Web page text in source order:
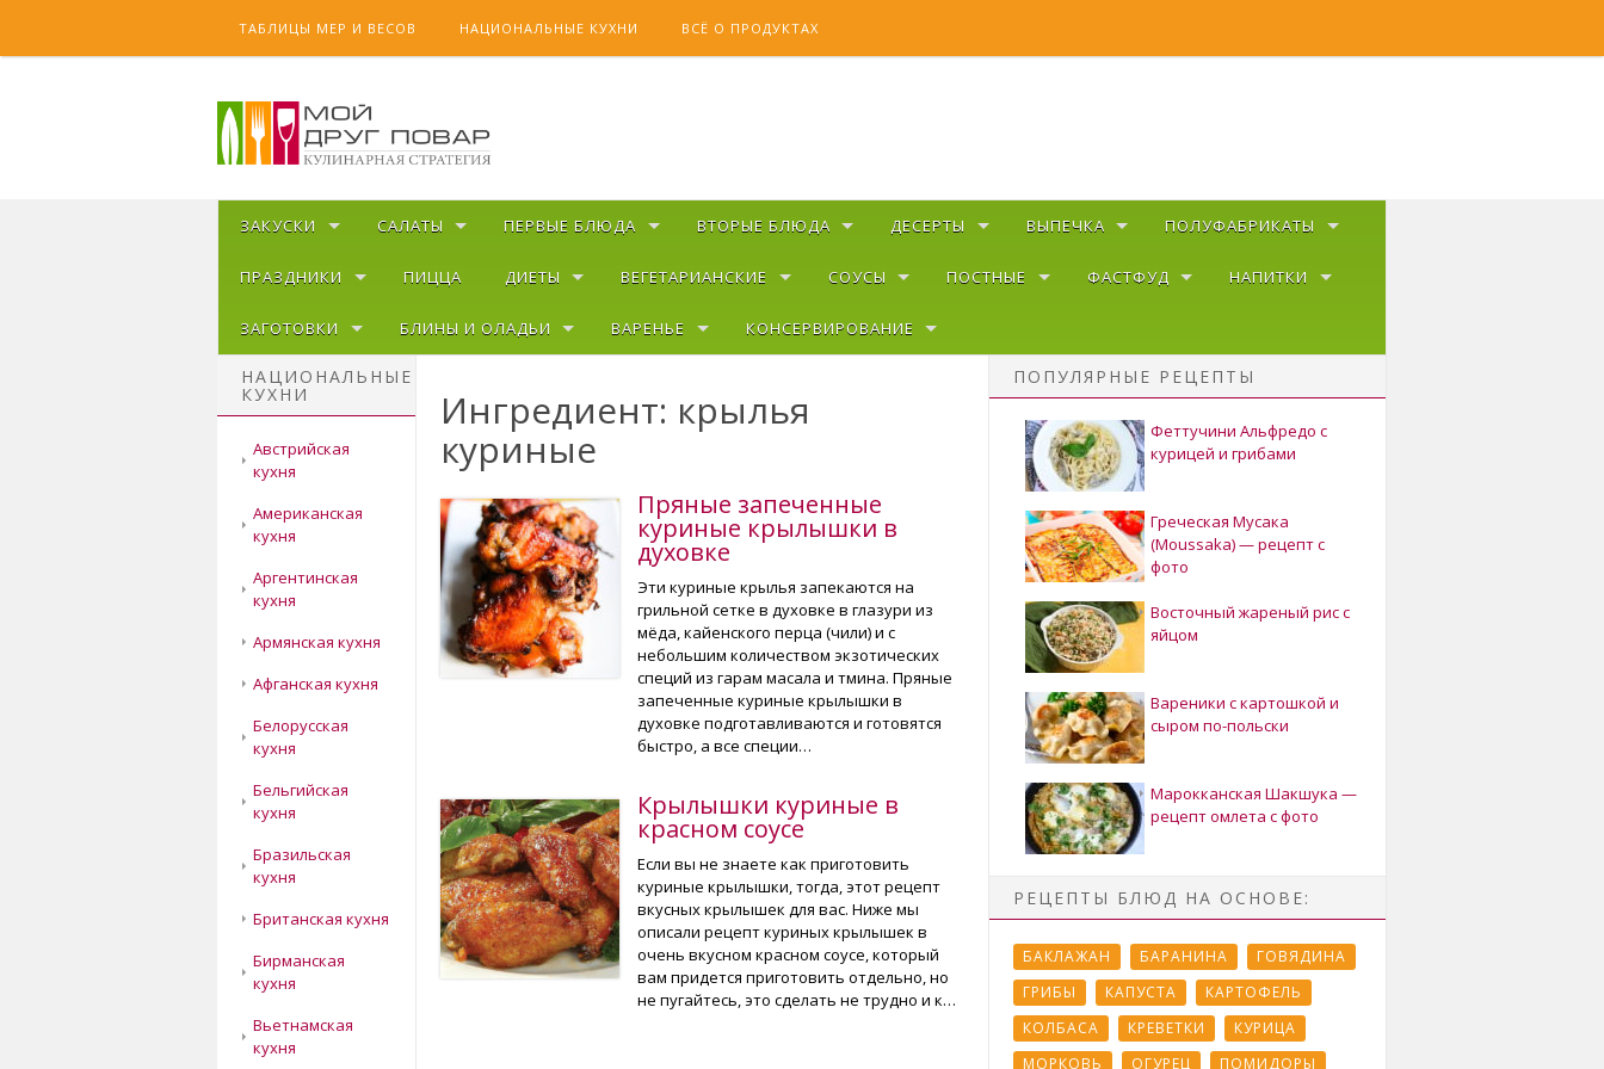
ТАБЛИЦЫ МЕР И ВЕСОВ НАЦИОНАЛЬНЫЕ КУХНИ ВСЁ О ПРОДУКТАХ
ЗАКУСКИ САЛАТЫ ПЕРВЫЕ БЛЮДА ВТОРЫЕ БЛЮДА ДЕСЕРТЫ ВЫПЕЧКА ПОЛУФАБРИКАТЫ
ПРАЗДНИКИ ПИЦЦА ДИЕТЫ ВЕГЕТАРИАНСКИЕ СОУСЫ ПОСТНЫЕ ФАСТФУД НАПИТКИ
ЗАГОТОВКИ БЛИНЫ И ОЛАДЬИ ВАРЕНЬЕ КОНСЕРВИРОВАНИЕ
НАЦИОНАЛЬНЫЕ
КУХНИ
Австрийская
кухня
Американская
кухня
Аргентинская
кухня
Армянская кухня
Афганская кухня
Белорусская
кухня
Бельгийская
кухня
Бразильская
кухня
Британская кухня
Бирманская
кухня
Вьетнамская
кухня
Ингредиент: крылья
куриные
Пряные запеченные
куриные крылышки в
духовке
Эти куриные крылья запекаются на
грильной сетке в духовке в глазури из
мёда, кайенского перца (чили) и с
небольшим количеством экзотических
специй из гарам масала и тмина. Пряные
запеченные куриные крылышки в
духовке подготавливаются и готовятся
быстро, а все специи…
Крылышки куриные в
красном соусе
Если вы не знаете как приготовить
куриные крылышки, тогда, этот рецепт
вкусных крылышек для вас. Ниже мы
описали рецепт куриных крылышек в
очень вкусном красном соусе, который
вам придется приготовить отдельно, но
не пугайтесь, это сделать не трудно и к…
ПОПУЛЯРНЫЕ РЕЦЕПТЫ
Феттучини Альфредо с
курицей и грибами
Греческая Мусака
(Moussaka) — рецепт с
фото
Восточный жареный рис с
яйцом
Вареники с картошкой и
сыром по-польски
Марокканская Шакшука —
рецепт омлета с фото
РЕЦЕПТЫ БЛЮД НА ОСНОВЕ:
БАКЛАЖАН БАРАНИНА
ГОВЯДИНА
ГРИБЫ
КАПУСТА
КАРТОФЕЛЬ
КОЛБАСА
КРЕВЕТКИ
КУРИЦА
МОРКОВЬ
ОГУРЕЦ
ПОМИДОРЫ